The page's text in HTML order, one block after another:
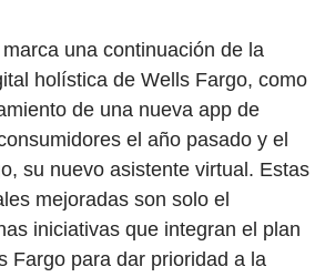
una continuación de la
holística de Wells Fargo, como
de una nueva app de
el año pasado y el
su nuevo asistente virtual. Estas
mejoradas son solo el
iniciativas que integran el plan
Fargo para dar prioridad a la